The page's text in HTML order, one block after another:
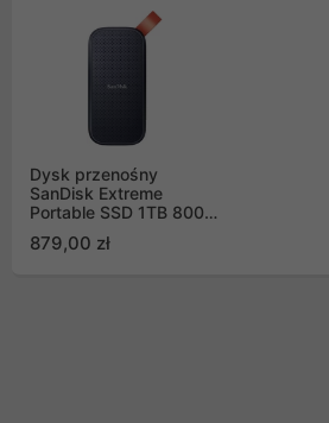
Dysk przenośny
SanDisk Extreme
Portable SSD 1TB 800
1T00-G26)
879,00 zł